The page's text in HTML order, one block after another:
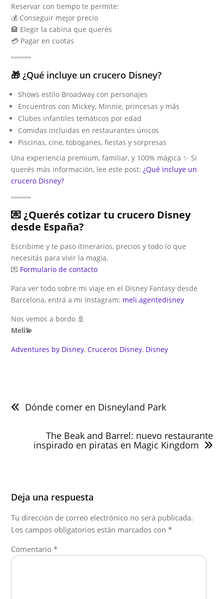
Reservar con tiempo te permite:
💰 Conseguir mejor precio
🏨 Elegir la cabina que querés
💳 Pagar en cuotas
🎁 ¿Qué incluye un crucero Disney?
Shows estilo Broadway con personajes
Encuentros con Mickey, Minnie, princesas y más
Clubes infantiles temáticos por edad
Comidas incluidas en restaurantes únicos
Piscinas, cine, toboganes, fiestas y sorpresas
Una experiencia premium, familiar, y 100% mágica ✨ Si
querés más información, lee este post:¿Qué incluye un
crucero Disney?
💌¿Querés cotizar tu crucero Disney
desde España?
Escribime y te paso itinerarios, precios y todo lo que
necesitás para vivir la magia.
💌 Formulario de contacto
Para ver todo sobre mi viaje en el Disney Fantasy desde
Barcelona, entrá a mi Instagram: meli.agentedisney
Nos vemos a bordo 🚢
Meli💫
Adventures by Disney, Cruceros Disney, Disney
de
entradas
Dónde comer en Disneyland Park
The Beak and Barrel: nuevo restaurante
inspirado en piratas en Magic Kingdom
Deja una respuesta
Tu dirección de correo electrónico no será publicada.
Los campos obligatorios están marcados con*
Comentario*